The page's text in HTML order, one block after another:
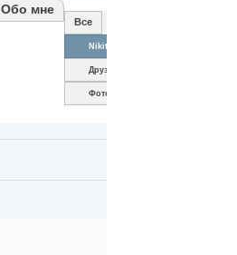
Обо мне
Все
Nikita
Друзья
Фотографии